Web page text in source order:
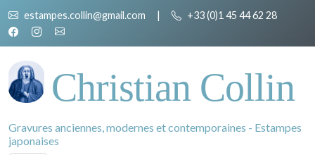
estampes.collin@gmail.com | +33 (0)1 45 44 62 28
Christian Collin
Gravures anciennes, modernes et contemporaines - Estampes
japonaises